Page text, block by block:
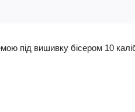
під вишивку бісером 10